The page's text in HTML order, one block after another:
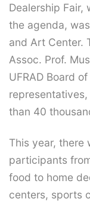
Dealership Fair,
the agenda,
and Art Center.
Assoc. Prof.
UFRAD Board
than 40
This year, there
participants
food to home
centers, sports